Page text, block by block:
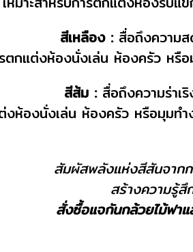
สีเหลือง : สื่อถึงความส
รตกแต่งห้องนั่งเล่น ห้องครัว หรื
สีส้ม : สื่อถึงความร่าเ
งห้องนั่งเล่น ห้องครัว หรือมุมท
สัมผัสพลังแห่งสีสันจาก
สร้างความรู้
สั่งซื้อแจกันกล้วยไม้ฟา